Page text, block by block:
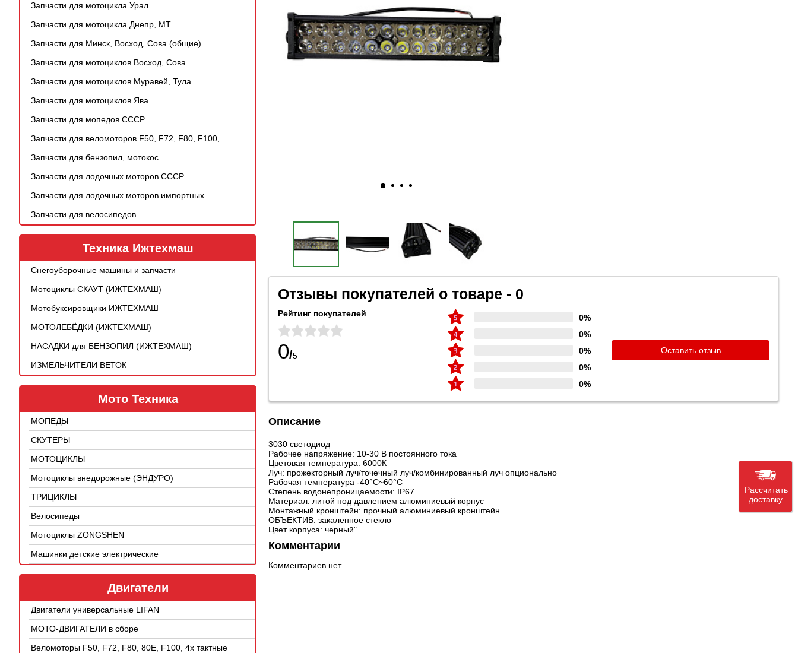
Запчасти для мотоцикла Урал
Запчасти для мотоцикла Днепр, МТ
Запчасти для Минск, Восход, Сова (общие)
Запчасти для мотоциклов Восход, Сова
Запчасти для мотоциклов Муравей, Тула
Запчасти для мотоциклов Ява
Запчасти для мопедов СССР
Запчасти для веломоторов F50, F72, F80, F100,
4Т
Запчасти для бензопил, мотокос
Запчасти для лодочных моторов СССР
Запчасти для лодочных моторов импортных
Запчасти для велосипедов
Техника Ижтехмаш
Снегоуборочные машины и запчасти
Мотоциклы СКАУТ (ИЖТЕХМАШ)
Мотобуксировщики ИЖТЕХМАШ
МОТОЛЕБЁДКИ (ИЖТЕХМАШ)
НАСАДКИ для БЕНЗОПИЛ (ИЖТЕХМАШ)
ИЗМЕЛЬЧИТЕЛИ ВЕТОК
Мото Техника
МОПЕДЫ
СКУТЕРЫ
МОТОЦИКЛЫ
Мотоциклы внедорожные (ЭНДУРО)
ТРИЦИКЛЫ
Велосипеды
Мотоциклы ZONGSHEN
Машинки детские электрические
Двигатели
Двигатели универсальные LIFAN
МОТО-ДВИГАТЕЛИ в сборе
Веломоторы F50, F72, F80, 80E, F100, 4х тактные
Отзывы покупателей о товаре - 0
Рейтинг покупателей
0/5
0%
0%
0%
0%
0%
Оставить отзыв
Описание
3030 светодиод
Рабочее напряжение: 10-30 В постоянного тока
Цветовая температура: 6000К
Луч: прожекторный луч/точечный луч/комбинированный луч опционально
Рабочая температура -40°C~60°C
Степень водонепроницаемости: IP67
Материал: литой под давлением алюминиевый корпус
Монтажный кронштейн: прочный алюминиевый кронштейн
ОБЪЕКТИВ: закаленное стекло
Цвет корпуса: черный"
Комментарии
Комментариев нет
Рассчитать
доставку